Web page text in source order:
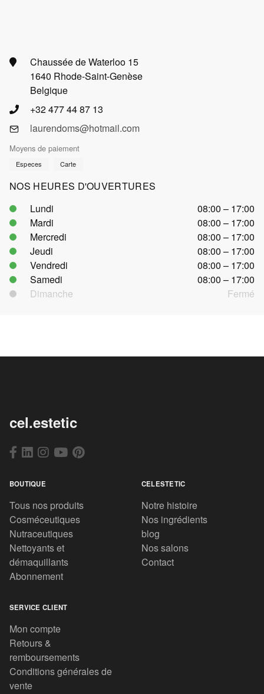
Chaussée de Waterloo 15
1640 Rhode-Saint-Genèse
Belgique
+32 477 44 87 13
laurendoms@hotmail.com
Moyens de paiement
Especes Carte
NOS HEURES D'OUVERTURES
Lundi
08:00 – 17:00
Mardi
08:00 – 17:00
Mercredi
08:00 – 17:00
Jeudi
08:00 – 17:00
Vendredi
08:00 – 17:00
Samedi
08:00 – 17:00
Dimanche
Fermé
cel.estetic
BOUTIQUE
Tous nos produits
Cosméceutiques
Nutraceutiques
Nettoyants et
démaquillants
Abonnement
CELESTETIC
Notre histoire
Nos ingrédients
blog
Nos salons
Contact
SERVICE CLIENT
Mon compte
Retours &
remboursements
Conditions générales de
vente